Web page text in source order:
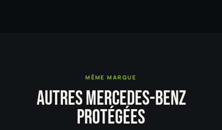
MÊME MARQUE
AUTRES MERCEDES-BENZ
PROTÉGÉES